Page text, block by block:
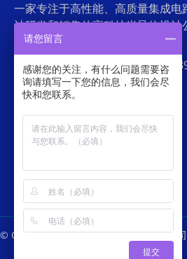
一家专注于高性能、高质量集成电
计研发和销售的高科技半导体设计
司。
地址：深圳市罗湖区东门中兴路
外贸集团大厦26层
© Copyright深圳市禾芯荣半导体有限公司
请您留言
感谢您的关注，有什么问题需要咨
询请填写一下您的信息，我们会尽
快和您联系。
提交